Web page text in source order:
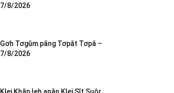
7/8/2026
Gơh Tơgŭm păng Tơpăt Tơpă –
7/8/2026